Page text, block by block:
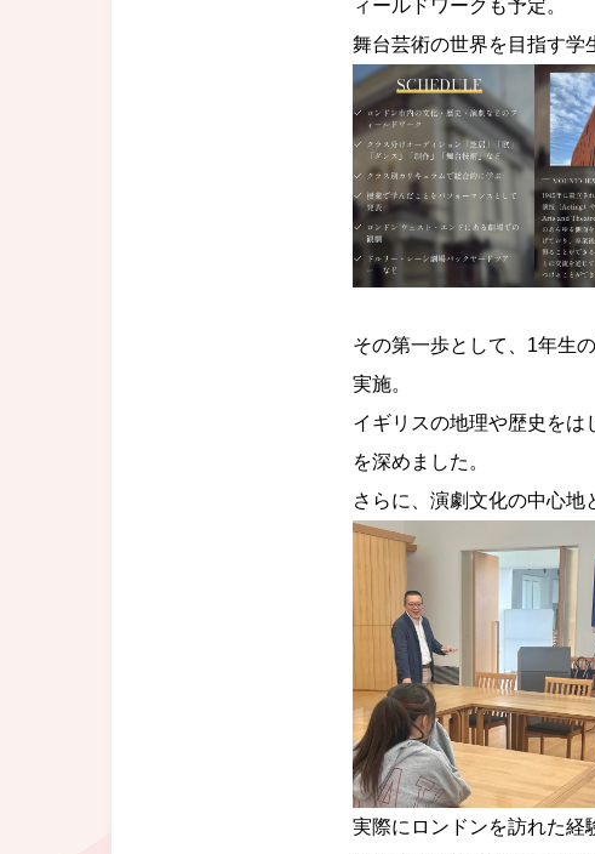
ィールドワークも予定。
舞台芸術の世界を目指す学
その第一歩として、1年生
実施。
イギリスの地理や歴史をは
を深めました。
さらに、演劇文化の中心地
実際にロンドンを訪れた経